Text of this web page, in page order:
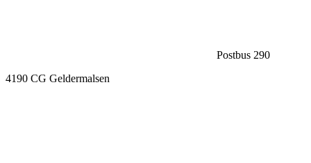
Postbus 290
4190 CG Geldermalsen